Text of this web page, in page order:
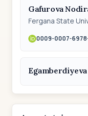
Gafurova
Fergana State
0009-0007-